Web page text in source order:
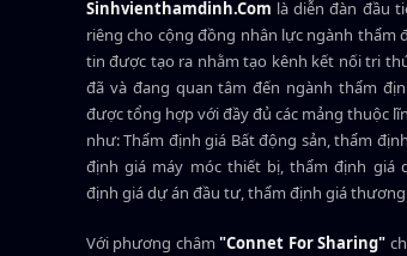
Sinhvienthamdinh.Com là diễn đàn đầu
riêng cho cộng đồng nhân lực ngành thẩm
tin được tạo ra nhằm tạo kênh kết nối tri
đã và đang quan tâm đến ngành thẩm
được tổng hợp với đầy đủ các mảng thuộc
như: Thẩm định giá Bất động sản, thẩm
định giá máy móc thiết bị, thẩm định giá
định giá dự án đầu tư, thẩm định giá thương
Với phương châm"Connet For Sharing"